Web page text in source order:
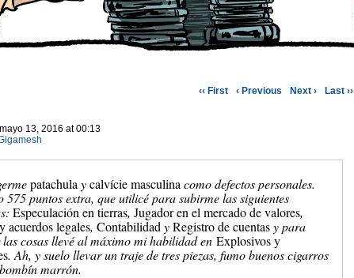
‹‹ First ‹ Previous Next › Last ››
mayo 13, 2016 at00:13
patachula ycalvície masculina como defectos personales.
575 puntos extra, que utilicé para subirme las siguientes
Especulación en tierras, Jugador en el mercado de valores,
acuerdos legales, Contabilidad yRegistro de cuentasy para
cosas llevé al máximo mi habilidad en Explosivos y
. Ah, y suelo llevar un traje de tres piezas, fumo buenos cigarros
marrón.